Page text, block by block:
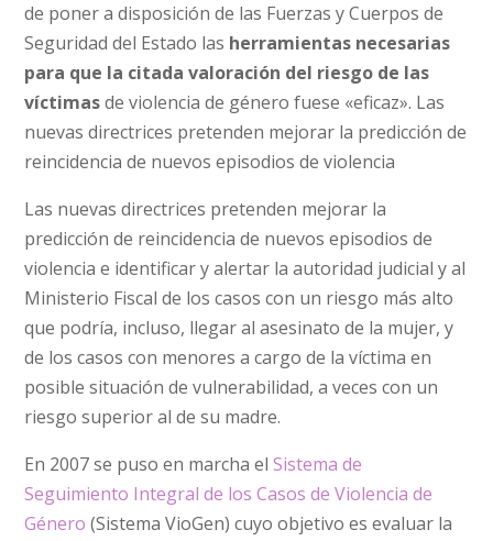
de poner a disposición de las Fuerzas y Cuerpos de
Seguridad del Estado las herramientas necesarias
para que la citada valoración del riesgo de las
víctimasde violencia de género fuese «eficaz». Las
nuevas directrices pretenden mejorar la predicción de
reincidencia de nuevos episodios de violencia
Las nuevas directrices pretenden mejorar la
predicción de reincidencia de nuevos episodios de
violencia e identificar y alertar la autoridad judicial y al
Ministerio Fiscal de los casos con un riesgo más alto
que podría, incluso, llegar al asesinato de la mujer, y
de los casos con menores a cargo de la víctima en
posible situación de vulnerabilidad, a veces con un
riesgo superior al de su madre.
En 2007 se puso en marcha elSistema de
Seguimiento Integral de los Casos de Violencia de
Género (Sistema VioGen) cuyo objetivo es evaluar la